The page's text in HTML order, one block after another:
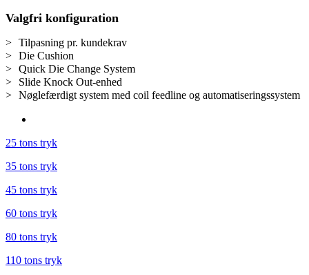
Valgfri konfiguration
> Tilpasning pr. kundekrav
> Die Cushion
> Quick Die Change System
>
Slide Knock Out-enhed
> Nøglefærdigt system med coil feedline og automatiseringssystem
25 tons tryk
35 tons tryk
45 tons tryk
60 tons tryk
80 tons tryk
110 tons tryk